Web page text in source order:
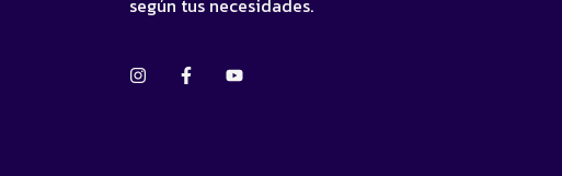
según tus necesidades.